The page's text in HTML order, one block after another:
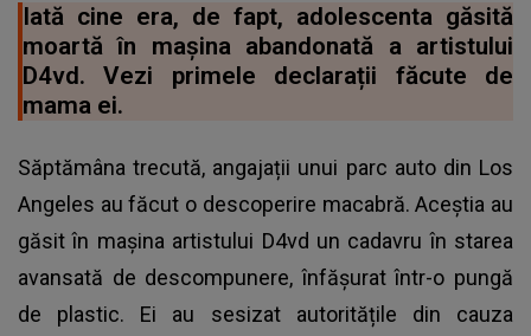
Iată cine era, de fapt, adolescenta găsită
moartă în mașina abandonată a artistului
D4vd. Vezi primele declarații făcute de
mama ei.
Săptămâna trecută, angajații unui parc auto din Los
Angeles au făcut o descoperire macabră. Aceștia au
găsit în mașina artistului D4vd un cadavru în starea
avansată de descompunere, înfășurat într-o pungă
de plastic. Ei au sesizat autoritățile din cauza